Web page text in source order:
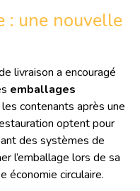
: une nouvelle
livraison a encouragé
emballages
contenants après une
optent pour
des systèmes de
l’emballage lors de sa
économie circulaire.